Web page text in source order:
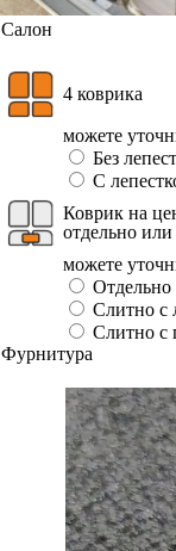
Салон
4 коврика
можете
Без
С
Коврик на
отдельно
можете
Отдельно
Слитно с
Слитно с
Фурнитура